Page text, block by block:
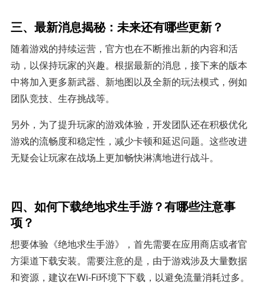
三、最新消息揭秘：未来还有哪些更新？
随着游戏的持续运营，官方也在不断推出新的内容和活
动，以保持玩家的兴趣。根据最新的消息，接下来的版本
中将加入更多新武器、新地图以及全新的玩法模式，例如
团队竞技、生存挑战等。
另外，为了提升玩家的游戏体验，开发团队还在积极优化
游戏的流畅度和稳定性，减少卡顿和延迟问题。这些改进
无疑会让玩家在战场上更加畅快淋漓地进行战斗。
四、如何下载绝地求生手游？有哪些注意事
项？
想要体验《绝地求生手游》，首先需要在应用商店或者官
方渠道下载安装。需要注意的是，由于游戏涉及大量数据
和资源，建议在Wi-Fi环境下下载，以避免流量消耗过多。